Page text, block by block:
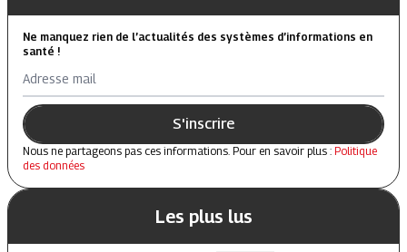
Ne manquez rien de l’actualités des systèmes d’informations en
santé !
Adresse mail
S'inscrire
Nous ne partageons pas ces informations. Pour en savoir plus : Politique
des données
Les plus lus